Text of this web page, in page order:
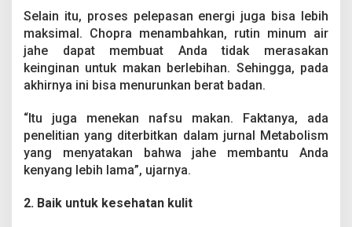
Selain itu, proses pelepasan energi juga bisa lebih
maksimal. Chopra menambahkan, rutin minum air
jahe dapat membuat Anda tidak merasakan
keinginan untuk makan berlebihan. Sehingga, pada
akhirnya ini bisa menurunkan berat badan.
“Itu juga menekan nafsu makan. Faktanya, ada
penelitian yang diterbitkan dalam jurnal Metabolism
yang menyatakan bahwa jahe membantu Anda
kenyang lebih lama”, ujarnya.
2. Baik untuk kesehatan kulit